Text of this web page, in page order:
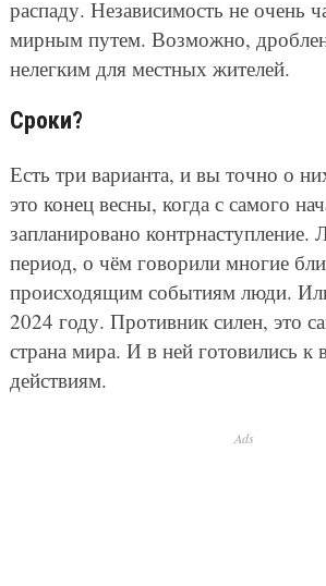
распаду. Независимость не очень
мирным путем. Возможно,
нелегким для местных жителей.
Сроки?
Есть три варианта, и вы точно о
это конец весны, когда с самого
запланировано контрнаступление.
период, о чём говорили многие
происходящим событиям люди.
2024 году. Противник силен, это
страна мира. И в ней готовились к
действиям.
Ads